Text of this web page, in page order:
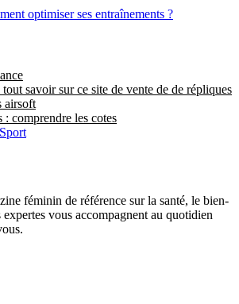
optimiser ses entraînements ?
savoir sur ce site de vente de de répliques
airsoft
comprendre les cotes
féminin de référence sur la santé, le bien-
vous accompagnent au quotidien